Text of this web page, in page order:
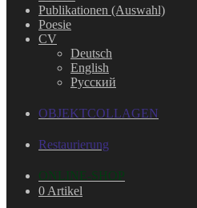
Publikationen (Auswahl)
Poesie
CV
Deutsch
English
Русский
OBJEKTCOLLAGEN
Restaurierung
ONLINE-SHOP
0 Artikel